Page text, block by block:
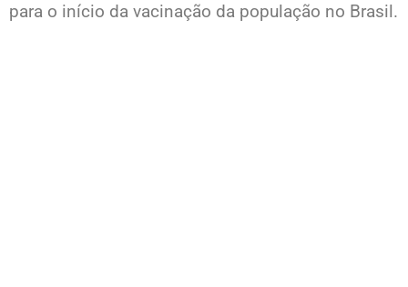
para o início da vacinação da população no Brasil.